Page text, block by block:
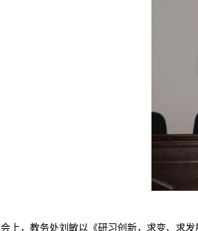
会上，教务处刘敏以《研习创新，求变、求